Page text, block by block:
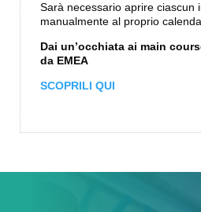
Sarà necessario aprire ciascun
manualmente al proprio
Dai un’occhiata ai main
da EMEA
SCOPRILI QUI